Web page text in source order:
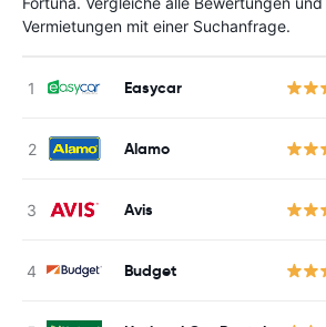
Vermietungen mit einer Suchanfrage.
Easycar
Alamo
Avis
Budget